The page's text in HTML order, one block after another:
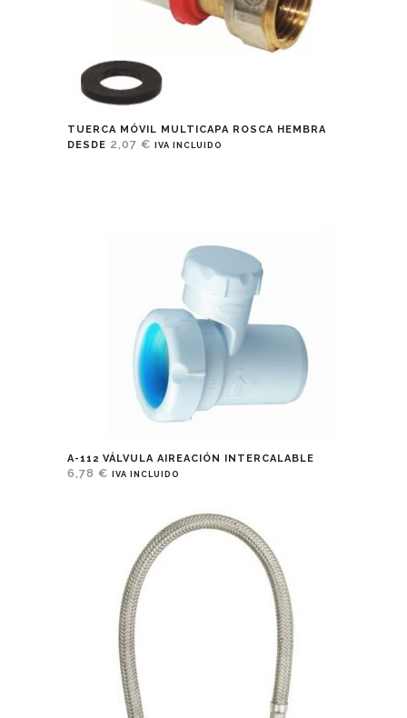
TUERCA MÓVIL MULTICAPA ROSCA HEMBRA
DESDE 2,07 € IVA INCLUIDO
A-112 VÁLVULA AIREACIÓN INTERCALABLE
6,78 € IVA INCLUIDO